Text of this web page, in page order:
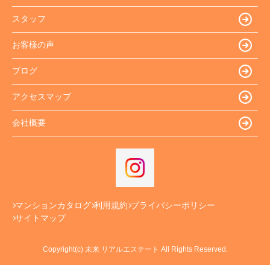
スタッフ
お客様の声
ブログ
アクセスマップ
会社概要
マンションカタログ 利用規約 プライバシーポリシー
サイトマップ
Copyright(c) 未来 リアルエステート All Rights Reserved.